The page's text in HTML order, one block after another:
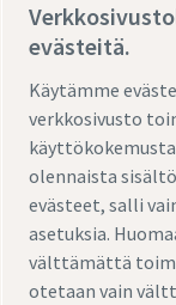
Oikeudelliset ja
Hallinnoi evästeitä
evästeitä.
Käytämme
verkkosivusto
olennaista
evästeet, salli
asetuksia.
välttämättä
otetaan vain